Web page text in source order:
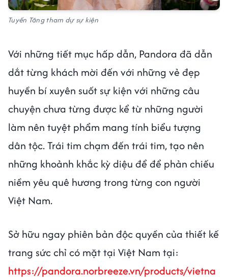
Tuyền Tăng tham dự sự kiện
Với những tiết mục hấp dẫn, Pandora đã dẫn
dắt từng khách mời đến với những vẻ đẹp
huyền bí xuyên suốt sự kiện với những câu
chuyện chưa từng được kể từ những người
làm nên tuyệt phẩm mang tính biểu tượng
dân tộc. Trái tim chạm đến trái tim, tạo nên
những khoảnh khắc kỳ diệu để để phản chiếu
niềm yêu quê hương trong từng con người
Việt Nam.
Sở hữu ngay phiên bản độc quyền của thiết kế
trang sức chỉ có mặt tại Việt Nam tại:
https://pandora.norbreeze.vn/products/vietna